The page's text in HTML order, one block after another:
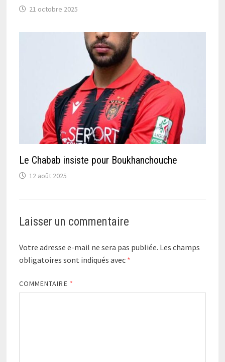
21 octobre 2025
Le Chabab insiste pour Boukhanchouche
12 août 2025
Laisser un commentaire
Votre adresse e-mail ne sera pas publiée. Les champs
obligatoires sont indiqués avec *
COMMENTAIRE *